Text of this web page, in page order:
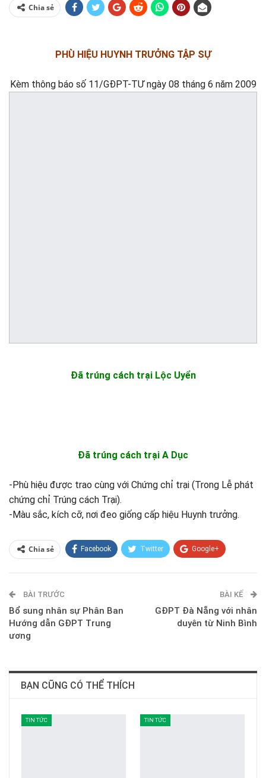
Chia sẻ
PHÙ HIỆU HUYNH TRƯỞNG TẬP SỰ
Kèm thông báo số 11/GĐPT-TƯ ngày 08 tháng 6 năm 2009
Đã trúng cách trại Lộc Uyển
Đã trúng cách trại A Dục
-Phù hiệu được trao cùng với Chứng chỉ trại (Trong Lễ phát
chứng chỉ Trúng cách Trại).
-Màu sắc, kích cỡ, nơi đeo giống cấp hiệu Huynh trưởng.
Chia sẻ Facebook Twitter Google+
E-mail
BÀI TRƯỚC
Bổ sung nhân sự Phân Ban
Hướng dẫn GĐPT Trung
ương
BÀI KẾ
GĐPT Đà Nẵng với nhân
duyên từ Ninh Bình
BẠN CŨNG CÓ THỂ THÍCH
TIN TỨC TIN TỨC